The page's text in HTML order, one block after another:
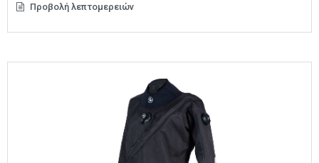
Αυτό
προϊόν
πολλαπλές
Προβολή λεπτομερειών